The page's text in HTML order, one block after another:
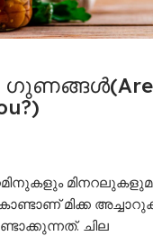
ഗുണങ്ങൾ
മിക്ക
ചില